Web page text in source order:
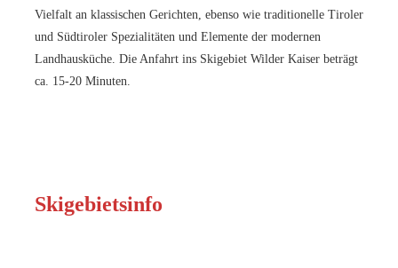
Vielfalt an klassischen Gerichten, ebenso wie traditionelle Tiroler
und Südtiroler Spezialitäten und Elemente der modernen
Landhausküche. Die Anfahrt ins Skigebiet Wilder Kaiser beträgt
ca. 15-20 Minuten.
Skigebietsinfo